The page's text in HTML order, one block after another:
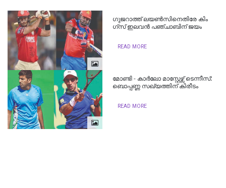
ഗു​ജ​റാ​ത്ത് ല​യ​ണ്‍​സി​നെ​തി​രേ കിം​
ഗ്സ് ഇ​ല​വ​ന്‍ പ​ഞ്ചാ​ബി​ന് ജ​യം
READ MORE
മോണ്ടി - കാര്‍ലോ മാസ്റ്റേഴ്സ് ടെന്നീസ്:
ബൊപ്പണ്ണ സഖ്യത്തിന് കിരീടം
READ MORE